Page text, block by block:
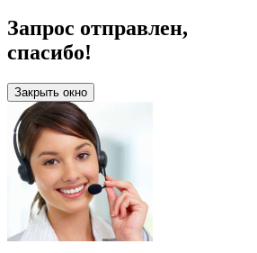
Запрос отправлен,
спасибо!
Закрыть окно